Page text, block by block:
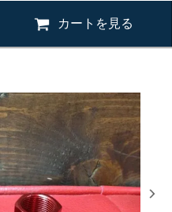
カートを見る